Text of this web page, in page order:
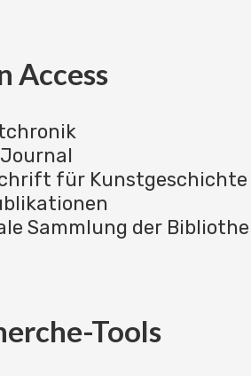
Access
Journal
für Kunstgeschichte
Sammlung der
Tools